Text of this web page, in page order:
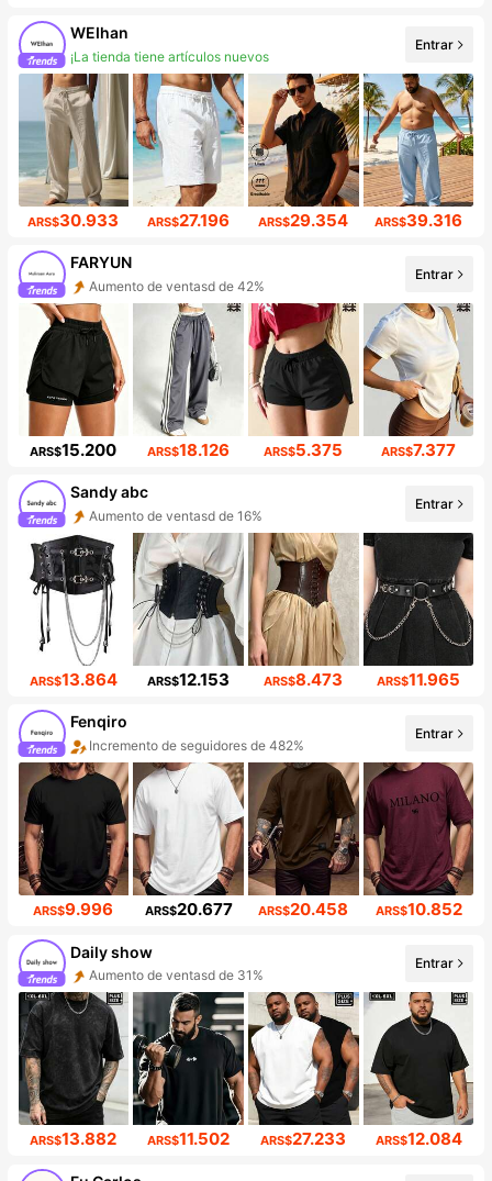
WEIhan
¡La tienda tiene artículos nuevos
Incremento de seguidores de 65%
Entrar
ARS$30.933 ARS$27.196 ARS$29.354 ARS$39.316
FARYUN
Aumento de ventasd de 42%
Incremento de seguidores de 417%
Entrar
ARS$15.200 ARS$18.126 ARS$5.375 ARS$7.377
Sandy abc
Aumento de ventasd de 16%
Incremento de seguidores de 830%
Entrar
ARS$13.864 ARS$12.153 ARS$8.473 ARS$11.965
Fenqiro
Incremento de seguidores de 482%
Entrar
ARS$9.996 ARS$20.677 ARS$20.458 ARS$10.852
Daily show
Aumento de ventasd de 31%
Incremento de seguidores de 320%
Entrar
ARS$13.882 ARS$11.502 ARS$27.233 ARS$12.084